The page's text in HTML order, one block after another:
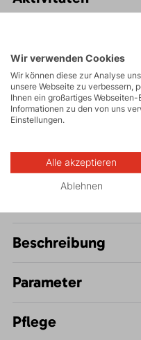
Wandern
Beschreibung
Parameter
Pflege
Wir verwenden Cookies
Wir können diese zur Analyse
unsere Webseite zu verbessern,
Ihnen ein großartiges
Informationen zu den von uns
Einstellungen.
Alle akzeptieren
Ablehnen